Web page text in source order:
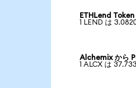
ETHLend
1 LEND は
Alchemix から
1 ALCX は